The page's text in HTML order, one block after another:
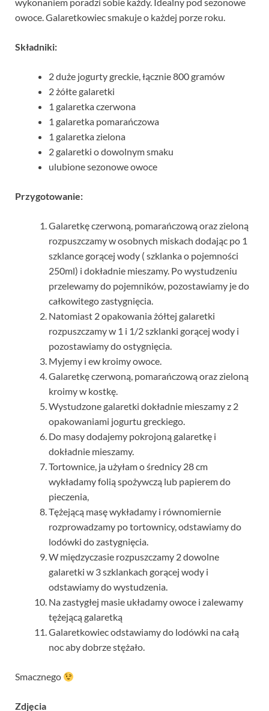
owoce. Galaretkowiec smakuje o każdej porze roku.
Składniki:
2 duże jogurty greckie, łącznie 800 gramów
2 żółte galaretki
1 galaretka czerwona
1 galaretka pomarańczowa
1 galaretka zielona
2 galaretki o dowolnym smaku
ulubione sezonowe owoce
Przygotowanie:
Galaretkę czerwoną, pomarańczową oraz zieloną
rozpuszczamy w osobnych miskach dodając po 1
szklance gorącej wody ( szklanka o pojemności
250ml) i dokładnie mieszamy. Po wystudzeniu
przelewamy do pojemników, pozostawiamy je do
całkowitego zastygnięcia.
Natomiast 2 opakowania żółtej galaretki
rozpuszczamy w 1 i 1/2 szklanki gorącej wody i
pozostawiamy do ostygnięcia.
Myjemy i ew kroimy owoce.
Galaretkę czerwoną, pomarańczową oraz zieloną
kroimy w kostkę.
Wystudzone galaretki dokładnie mieszamy z 2
opakowaniami jogurtu greckiego.
Do masy dodajemy pokrojoną galaretkę i
dokładnie mieszamy.
Tortownice, ja użyłam o średnicy 28 cm
wykładamy folią spożywczą lub papierem do
pieczenia,
Tężejącą masę wykładamy i równomiernie
rozprowadzamy po tortownicy, odstawiamy do
lodówki do zastygnięcia.
W międzyczasie rozpuszczamy 2 dowolne
galaretki w 3 szklankach gorącej wody i
odstawiamy do wystudzenia.
Na zastygłej masie układamy owoce i zalewamy
tężejącą galaretką
Galaretkowiec odstawiamy do lodówki na całą
noc aby dobrze stężało.
Smacznego
Zdjęcia